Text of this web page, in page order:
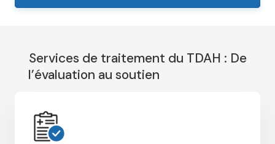
Services de traitement du TDAH : De
l’évaluation au soutien